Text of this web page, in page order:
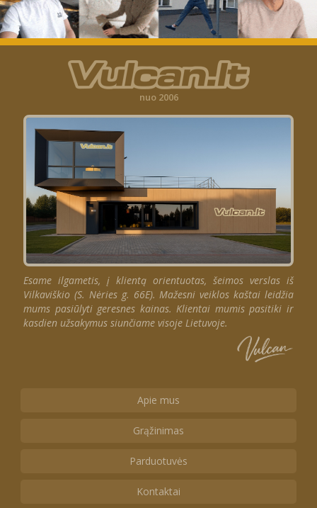
nuo 2006
Esame ilgametis, į klientą orientuotas, šeimos verslas iš
Vilkaviškio (S. Nėries g. 66E). Mažesni veiklos kaštai leidžia
mums pasiūlyti geresnes kainas. Klientai mumis pasitiki ir
kasdien užsakymus siunčiame visoje Lietuvoje.
Apie mus
Grąžinimas
Parduotuvės
Kontaktai